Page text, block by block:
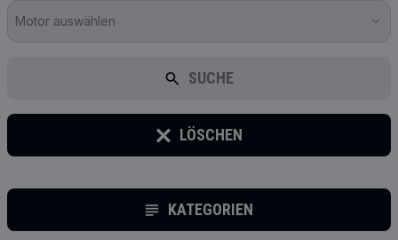
Motor auswählen
SUCHE
LÖSCHEN
KATEGORIEN